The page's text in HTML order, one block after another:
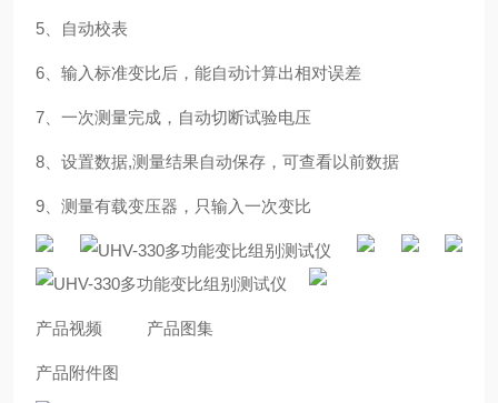
5、自动校表
6、输入标准变比后，能自动计算出相对误差
7、一次测量完成，自动切断试验电压
8、设置数据,测量结果自动保存，可查看以前数据
9、测量有载变压器，只输入一次变比
产品视频 产品图集
产品附件图